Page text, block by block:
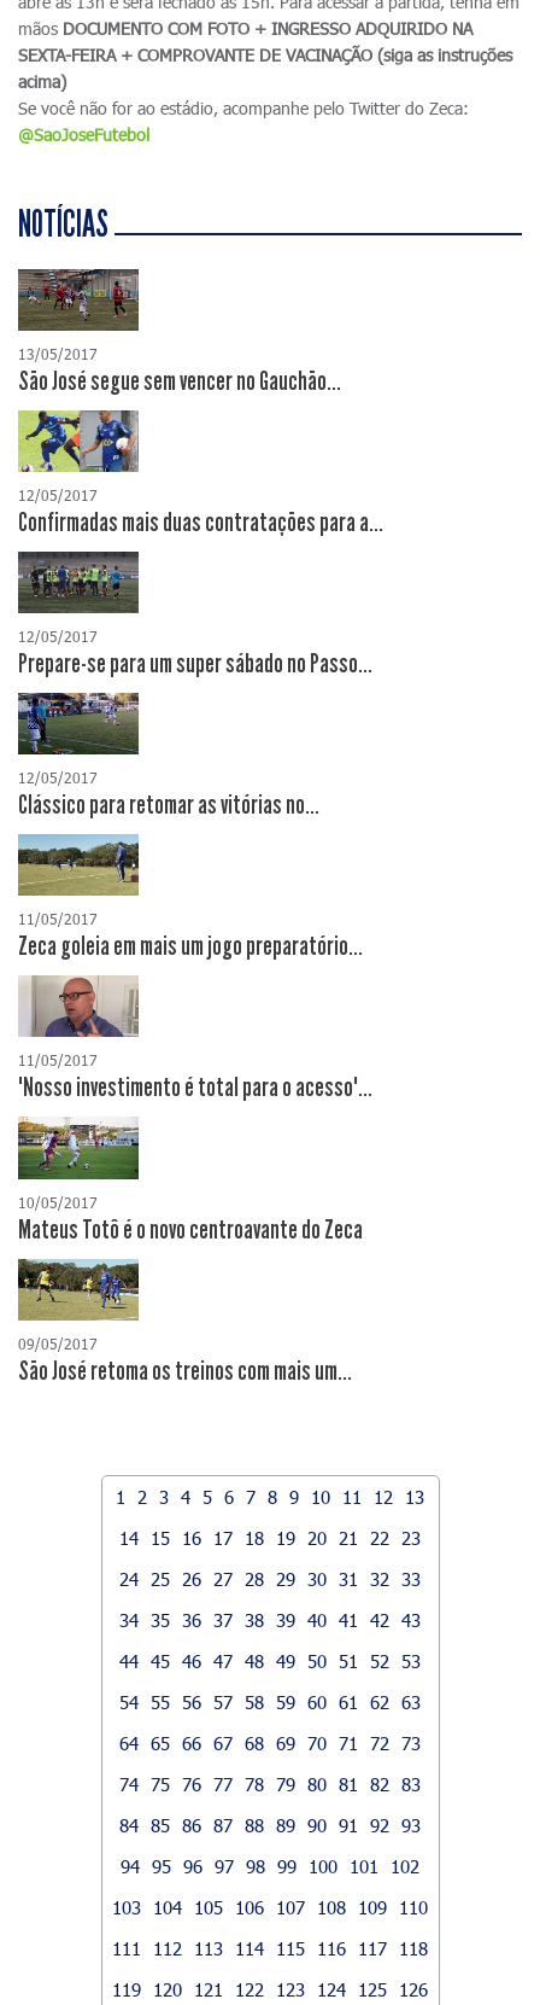
mãos DOCUMENTO COM FOTO + INGRESSO ADQUIRIDO NA
SEXTA-FEIRA + COMPROVANTE DE VACINAÇÃO (siga as instruções
acima)
Se você não for ao estádio, acompanhe pelo Twitter do Zeca:
@SaoJoseFutebol
NOTÍCIAS
13/05/2017
São José segue sem vencer no Gauchão...
12/05/2017
Confirmadas mais duas contratações para a...
12/05/2017
Prepare-se para um super sábado no Passo...
12/05/2017
Clássico para retomar as vitórias no...
11/05/2017
Zeca goleia em mais um jogo preparatório...
11/05/2017
"Nosso investimento é total para o acesso"...
10/05/2017
Mateus Totô é o novo centroavante do Zeca
09/05/2017
São José retoma os treinos com mais um...
1 2 3 4 5 6 7 8 9 10 11 12
13
14
15 16 17 18 19 20 21 22
23
24
25 26 27 28 29 30 31 32
33
34 35 36 37 38 39 40 41 42
43
44 45 46 47 48 49 50 51 52
53
54 55 56 57 58 59 60 61 62
63
64 65 66 67 68 69 70 71 72
73
74 75 76 77 78 79 80 81 82
83
84 85 86 87 88 89 90 91 92
93
94 95 96 97 98 99 100 101
102
103
104 105 106 107 108 109
110
111
112 113 114 115 116 117
118
119
120 121 122 123 124 125
126